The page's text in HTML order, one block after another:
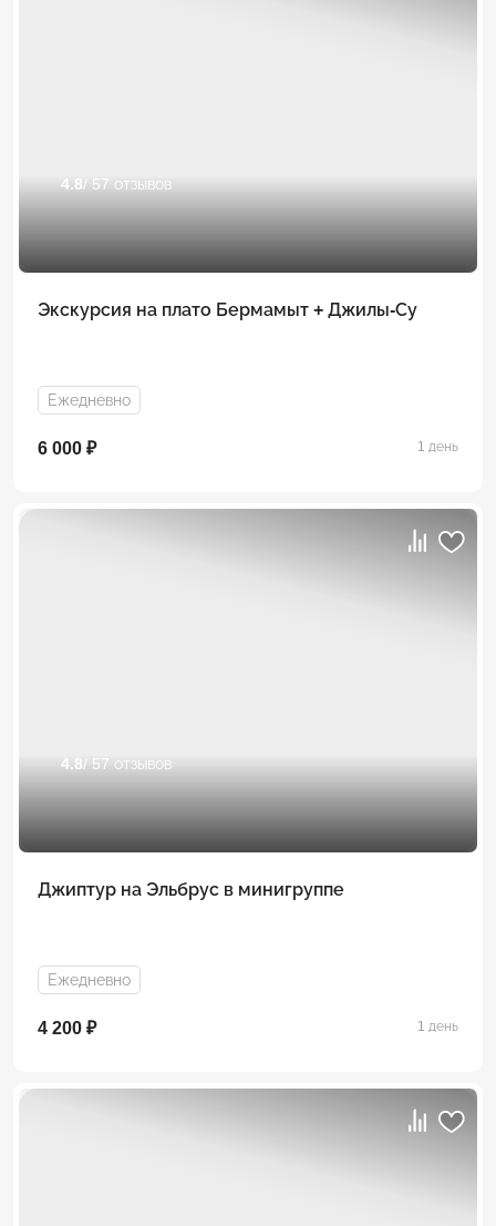
4.8/ 57 отзывов
Экскурсия на плато Бермамыт + Джилы-Су
Ежедневно
6 000 ₽ 1 день
4.8/ 57 отзывов
Джиптур на Эльбрус в минигруппе
Ежедневно
4 200 ₽ 1 день